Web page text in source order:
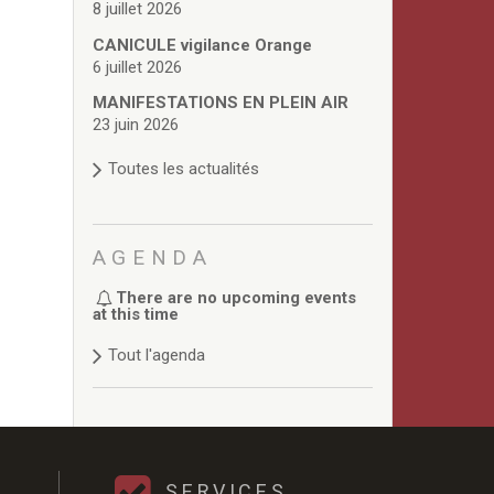
8 juillet 2026
CANICULE vigilance Orange
6 juillet 2026
MANIFESTATIONS EN PLEIN AIR
23 juin 2026
Toutes les actualités
AGENDA
There are no upcoming events
at this time
Tout l'agenda